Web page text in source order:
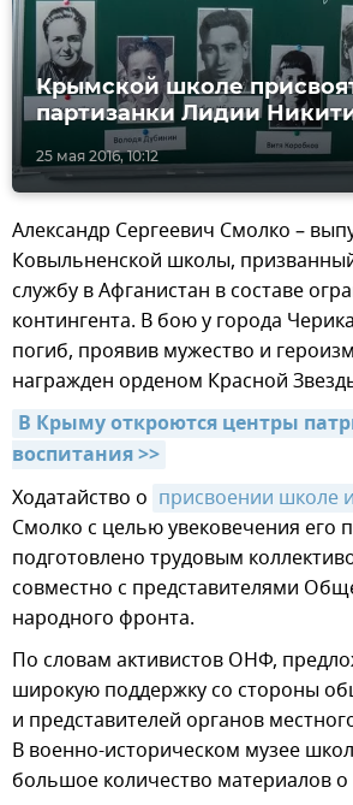
25 мая 2016, 10:12
Крымской школе
партизанки Лидии
Александр Сергеевич Смолко –
Ковыльненской школы,
службу в Афганистан в составе
контингента. В бою у города
погиб, проявив мужество и
награжден орденом Красной
В Крыму откроются центры
воспитания >>
Ходатайство о присвоении школе
Смолко с целью увековечения его
подготовлено трудовым
совместно с представителями
народного фронта.
По словам активистов ОНФ,
широкую поддержку со стороны
и представителей органов
В военно-историческом музее
большое количество материалов о